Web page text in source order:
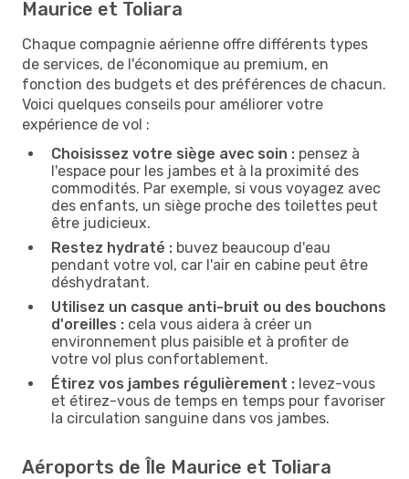
Maurice et Toliara
Chaque compagnie aérienne offre différents types
de services, de l'économique au premium, en
fonction des budgets et des préférences de chacun.
Voici quelques conseils pour améliorer votre
expérience de vol :
Choisissez votre siège avec soin : pensez à
l'espace pour les jambes et à la proximité des
commodités. Par exemple, si vous voyagez avec
des enfants, un siège proche des toilettes peut
être judicieux.
Restez hydraté : buvez beaucoup d'eau
pendant votre vol, car l'air en cabine peut être
déshydratant.
Utilisez un casque anti-bruit ou des bouchons
d'oreilles : cela vous aidera à créer un
environnement plus paisible et à profiter de
votre vol plus confortablement.
Étirez vos jambes régulièrement : levez-vous
et étirez-vous de temps en temps pour favoriser
la circulation sanguine dans vos jambes.
Aéroports de Île Maurice et Toliara